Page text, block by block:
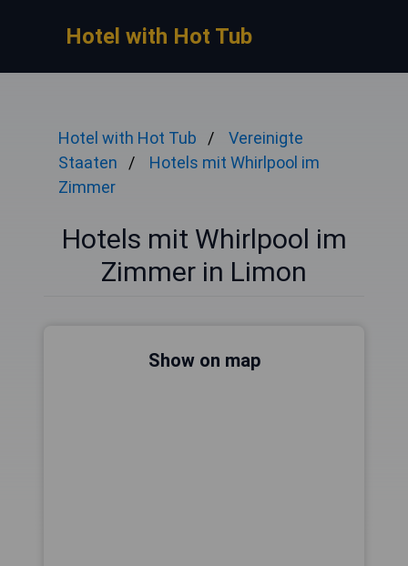
Hotel with Hot Tub
Hotel with Hot Tub
Vereinigte
Staaten
Hotels mit Whirlpool im
Zimmer
Hotels mit Whirlpool im
Zimmer in Limon
Show on map